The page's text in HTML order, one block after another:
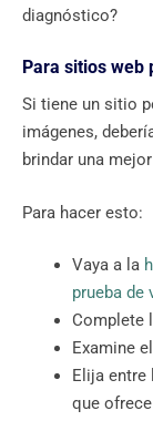
diagnóstico?
Para sitios web
Si tiene un sitio
imágenes,
brindar una
Para hacer esto:
Vaya a la
prueba de
Complete
Examine
Elija entre
que